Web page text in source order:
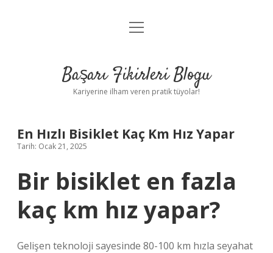
Anasayfa
Yasal Uyarı
menüyü
Başarı Fikirleri Blogu
Kariyerine ilham veren pratik tüyolar!
En Hızlı Bisiklet Kaç Km Hız Yapar
Tarih: Ocak 21, 2025
Bir bisiklet en fazla
kaç km hız yapar?
Gelişen teknoloji sayesinde 80-100 km hızla seyahat